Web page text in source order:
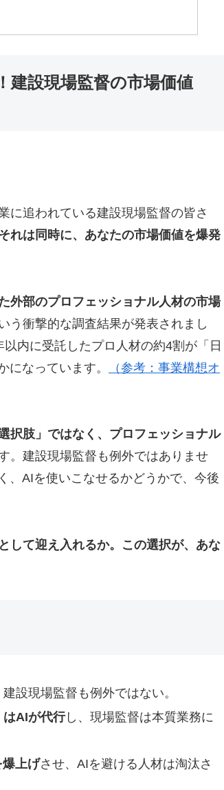
建設現場監督の市場価値
に追われている建設現場監督の皆さ
れは同時に、あなたの市場価値を爆発
外部のプロフェッショナル人材の市場
う衝撃的な調査結果が発表されまし
内に受託したプロ人材の約4割が「日
なっています。
（参考：事業構想オ
択肢」ではなく、プロフェッショナル
。建設現場監督も例外ではありませ
、AIを使いこなせるかどうかで、今後
して迎え入れるか。この選択が、あな
建設現場監督も例外ではない。
はAIが代行し、現場監督は本質業務に
爆上げさせ、AIを避ける人材は淘汰さ